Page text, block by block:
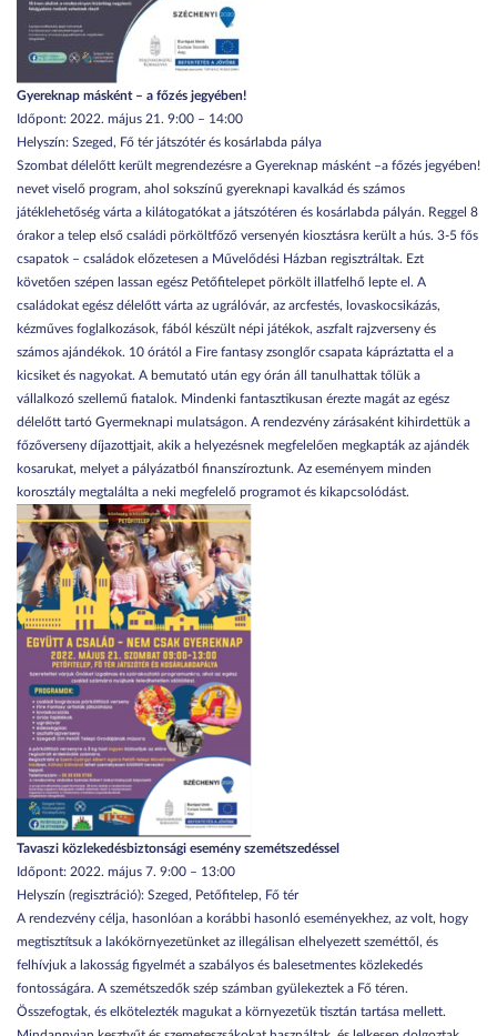
Gyereknap másként – a főzés jegyében!
Időpont: 2022. május 21. 9:00 – 14:00
Helyszín: Szeged, Fő tér játszótér és kosárlabda pálya
Szombat délelőtt került megrendezésre a Gyereknap másként –a főzés jegyében!
nevet viselő program, ahol sokszínű gyereknapi kavalkád és számos
játéklehetőség várta a kilátogatókat a játszótéren és kosárlabda pályán. Reggel 8
órakor a telep első családi pörköltfőző versenyén kiosztásra került a hús. 3-5 fős
csapatok – családok előzetesen a Művelődési Házban regisztráltak. Ezt
követően szépen lassan egész Petőfitelepet pörkölt illatfelhő lepte el. A
családokat egész délelőtt várta az ugrálóvár, az arcfestés, lovaskocsikázás,
kézműves foglalkozások, fából készült népi játékok, aszfalt rajzverseny és
számos ajándékok. 10 órától a Fire fantasy zsonglőr csapata kápráztatta el a
kicsiket és nagyokat. A bemutató után egy órán áll tanulhattak tőlük a
vállalkozó szellemű fiatalok. Mindenki fantasztikusan érezte magát az egész
délelőtt tartó Gyermeknapi mulatságon. A rendezvény zárásaként kihirdettük a
főzőverseny díjazottjait, akik a helyezésnek megfelelően megkapták az ajándék
kosarukat, melyet a pályázatból finanszíroztunk. Az eseményem minden
korosztály megtalálta a neki megfelelő programot és kikapcsolódást.
Tavaszi közlekedésbiztonsági esemény szemétszedéssel
Időpont: 2022. május 7. 9:00 – 13:00
Helyszín (regisztráció): Szeged, Petőfitelep, Fő tér
A rendezvény célja, hasonlóan a korábbi hasonló eseményekhez, az volt, hogy
megtisztítsuk a lakókörnyezetünket az illegálisan elhelyezett szeméttől, és
felhívjuk a lakosság figyelmét a szabályos és balesetmentes közlekedés
fontosságára. A szemétszedők szép számban gyülekeztek a Fő téren.
Összefogtak, és elkötelezték magukat a környezetük tisztán tartása mellett.